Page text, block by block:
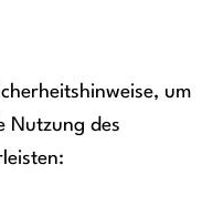
um
Nutzung des